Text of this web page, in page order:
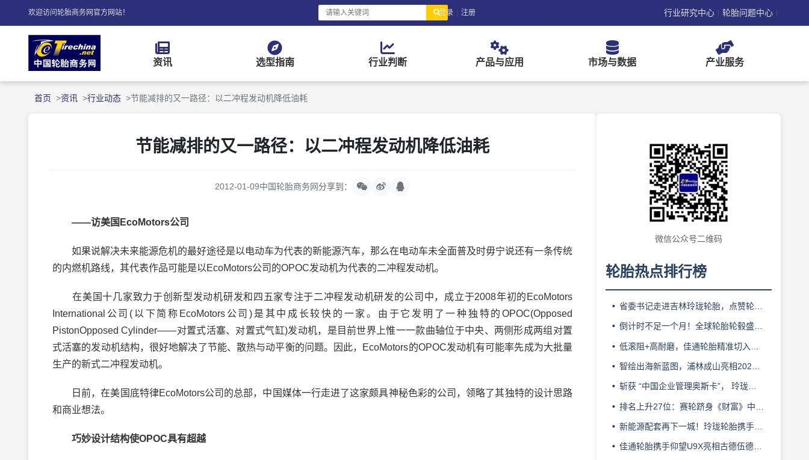
欢迎访问轮胎商务网官方网站！ 登录 | 注册 行业研究中心 | 轮胎问题中心 |
资讯 选型指南 行业判断 产品与应用 市场与数据 产业服务
首页 资讯 行业动态 节能减排的又一路径：以二冲程发动机降低油耗
节能减排的又一路径：以二冲程发动机降低油耗
2012-01-09中国轮胎商务网分享到：
——访美国EcoMotors公司
如果说解决未来能源危机的最好途径是以电动车为代表的新能源汽车，那么在电动车未全面普及时毋宁说还有一条传统
的内燃机路线，其代表作品可能是以EcoMotors公司的OPOC发动机为代表的二冲程发动机。
在美国十几家致力于创新型发动机研发和四五家专注于二冲程发动机研发的公司中，成立于2008年初的EcoMotors
International公司(以下简称EcoMotors公司)是其中成长较快的一家。由于它发明了一种独特的OPOC(Opposed
PistonOpposed Cylinder——对置式活塞、对置式气缸)发动机，是目前世界上惟一一款曲轴位于中央、两侧形成两组对置
式活塞的发动机结构，很好地解决了节能、散热与动平衡的问题。因此，EcoMotors的OPOC发动机有可能率先成为大批量
生产的新式二冲程发动机。
日前，在美国底特律EcoMotors公司的总部，中国媒体一行走进了这家颇具神秘色彩的公司，领略了其独特的设计思路
和商业想法。
巧妙设计结构使OPOC具有超越
微信公众号二维码
轮胎热点排行榜
省委书记走进吉林玲珑轮胎，点赞轮胎智造标杆
倒计时不足一个月！全球轮胎轮毂盛会即将登陆上海！
低滚阻+高耐磨，佳通轮胎精准切入新能源轻卡赛道
智绘出海新蓝图，浦林成山亮相2026泰中合作博览会
斩获 “中国企业管理奥斯卡”， 玲珑轮胎蝉联 BMC 大奖
排名上升27位：赛轮跻身《财富》中国500强背后的增长逻辑
新能源配套再下一城！玲珑轮胎携手小鹏L03全球上市
佳通轮胎携手仰望U9X亮相古德伍德，以轮胎科技挑战性能边界